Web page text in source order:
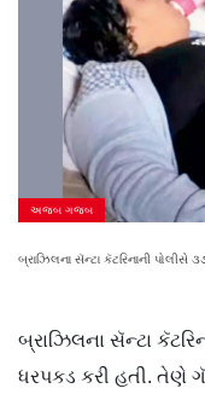
અજબ ગજબ
બ્રાઝિલના સૅન્ટા કૅટરિનાની પોલીસે
બ્રાઝિલના સૅન્ટા
ધરપકડ કરી હતી. તેણે